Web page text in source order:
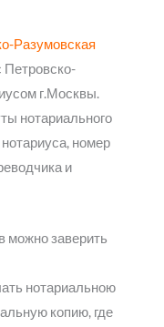
Разумовская
Петровско-
г.Москвы.
нотариального
номер
и
можно заверить
нотариальною
копию, где